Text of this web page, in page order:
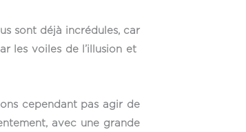
sont déjà incrédules, car
les voiles de l’illusion et
cependant pas agir de
avec une grande